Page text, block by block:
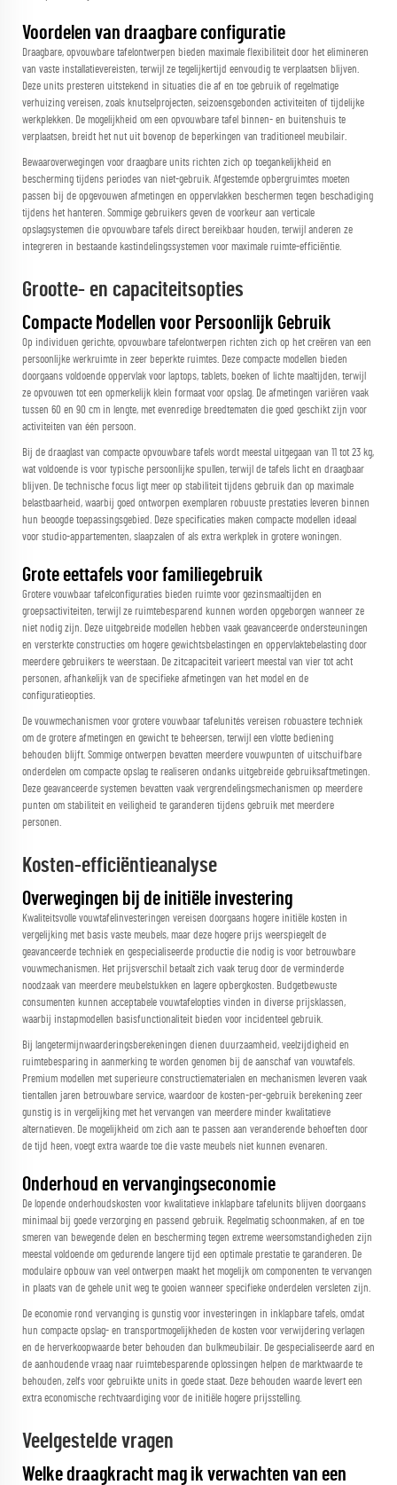
Voordelen van draagbare configuratie
Draagbare, opvouwbare tafelontwerpen bieden maximale flexibiliteit door het elimineren
van vaste installatievereisten, terwijl ze tegelijkertijd eenvoudig te verplaatsen blijven.
Deze units presteren uitstekend in situaties die af en toe gebruik of regelmatige
verhuizing vereisen, zoals knutselprojecten, seizoensgebonden activiteiten of tijdelijke
werkplekken. De mogelijkheid om een opvouwbare tafel binnen- en buitenshuis te
verplaatsen, breidt het nut uit bovenop de beperkingen van traditioneel meubilair.
Bewaaroverwegingen voor draagbare units richten zich op toegankelijkheid en
bescherming tijdens periodes van niet-gebruik. Afgestemde opbergruimtes moeten
passen bij de opgevouwen afmetingen en oppervlakken beschermen tegen beschadiging
tijdens het hanteren. Sommige gebruikers geven de voorkeur aan verticale
opslagsystemen die opvouwbare tafels direct bereikbaar houden, terwijl anderen ze
integreren in bestaande kastindelingssystemen voor maximale ruimte-efficiëntie.
Grootte- en capaciteitsopties
Compacte Modellen voor Persoonlijk Gebruik
Op individuen gerichte, opvouwbare tafelontwerpen richten zich op het creëren van een
persoonlijke werkruimte in zeer beperkte ruimtes. Deze compacte modellen bieden
doorgaans voldoende oppervlak voor laptops, tablets, boeken of lichte maaltijden, terwijl
ze opvouwen tot een opmerkelijk klein formaat voor opslag. De afmetingen variëren vaak
tussen 60 en 90 cm in lengte, met evenredige breedtematen die goed geschikt zijn voor
activiteiten van één persoon.
Bij de draaglast van compacte opvouwbare tafels wordt meestal uitgegaan van 11 tot 23 kg,
wat voldoende is voor typische persoonlijke spullen, terwijl de tafels licht en draagbaar
blijven. De technische focus ligt meer op stabiliteit tijdens gebruik dan op maximale
belastbaarheid, waarbij goed ontworpen exemplaren robuuste prestaties leveren binnen
hun beoogde toepassingsgebied. Deze specificaties maken compacte modellen ideaal
voor studio-appartementen, slaapzalen of als extra werkplek in grotere woningen.
Grote eettafels voor familiegebruik
Grotere vouwbaar tafelconfiguraties bieden ruimte voor gezinsmaaltijden en
groepsactiviteiten, terwijl ze ruimtebesparend kunnen worden opgeborgen wanneer ze
niet nodig zijn. Deze uitgebreide modellen hebben vaak geavanceerde ondersteuningen
en versterkte constructies om hogere gewichtsbelastingen en oppervlaktebelasting door
meerdere gebruikers te weerstaan. De zitcapaciteit varieert meestal van vier tot acht
personen, afhankelijk van de specifieke afmetingen van het model en de
configuratieopties.
De vouwmechanismen voor grotere vouwbaar tafelunités vereisen robuastere techniek
om de grotere afmetingen en gewicht te beheersen, terwijl een vlotte bediening
behouden blijft. Sommige ontwerpen bevatten meerdere vouwpunten of uitschuifbare
onderdelen om compacte opslag te realiseren ondanks uitgebreide gebruiksaftmetingen.
Deze geavanceerde systemen bevatten vaak vergrendelingsmechanismen op meerdere
punten om stabiliteit en veiligheid te garanderen tijdens gebruik met meerdere
personen.
Kosten-efficiëntieanalyse
Overwegingen bij de initiële investering
Kwaliteitsvolle vouwtafelinvesteringen vereisen doorgaans hogere initiële kosten in
vergelijking met basis vaste meubels, maar deze hogere prijs weerspiegelt de
geavanceerde techniek en gespecialiseerde productie die nodig is voor betrouwbare
vouwmechanismen. Het prijsverschil betaalt zich vaak terug door de verminderde
noodzaak van meerdere meubelstukken en lagere opbergkosten. Budgetbewuste
consumenten kunnen acceptabele vouwtafelopties vinden in diverse prijsklassen,
waarbij instapmodellen basisfunctionaliteit bieden voor incidenteel gebruik.
Bij langetermijnwaarderingsberekeningen dienen duurzaamheid, veelzijdigheid en
ruimtebesparing in aanmerking te worden genomen bij de aanschaf van vouwtafels.
Premium modellen met superieure constructiematerialen en mechanismen leveren vaak
tientallen jaren betrouwbare service, waardoor de kosten-per-gebruik berekening zeer
gunstig is in vergelijking met het vervangen van meerdere minder kwalitatieve
alternatieven. De mogelijkheid om zich aan te passen aan veranderende behoeften door
de tijd heen, voegt extra waarde toe die vaste meubels niet kunnen evenaren.
Onderhoud en vervangingseconomie
De lopende onderhoudskosten voor kwalitatieve inklapbare tafelunits blijven doorgaans
minimaal bij goede verzorging en passend gebruik. Regelmatig schoonmaken, af en toe
smeren van bewegende delen en bescherming tegen extreme weersomstandigheden zijn
meestal voldoende om gedurende langere tijd een optimale prestatie te garanderen. De
modulaire opbouw van veel ontwerpen maakt het mogelijk om componenten te vervangen
in plaats van de gehele unit weg te gooien wanneer specifieke onderdelen versleten zijn.
De economie rond vervanging is gunstig voor investeringen in inklapbare tafels, omdat
hun compacte opslag- en transportmogelijkheden de kosten voor verwijdering verlagen
en de herverkoopwaarde beter behouden dan bulkmeubilair. De gespecialiseerde aard en
de aanhoudende vraag naar ruimtebesparende oplossingen helpen de marktwaarde te
behouden, zelfs voor gebruikte units in goede staat. Deze behouden waarde levert een
extra economische rechtvaardiging voor de initiële hogere prijsstelling.
Veelgestelde vragen
Welke draagkracht mag ik verwachten van een